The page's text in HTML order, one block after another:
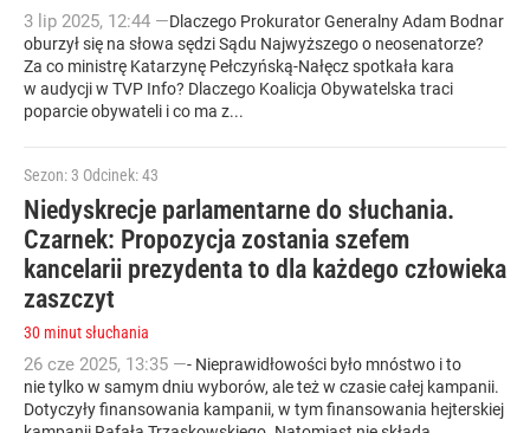
3 lip 2025, 12:44 —Dlaczego Prokurator Generalny Adam Bodnar
oburzył się na słowa sędzi Sądu Najwyższego o neosenatorze?
Za co ministrę Katarzynę Pełczyńską-Nałęcz spotkała kara
w audycji w TVP Info? Dlaczego Koalicja Obywatelska traci
poparcie obywateli i co ma z...
Sezon: 3 Odcinek: 43
Niedyskrecje parlamentarne do słuchania.
Czarnek: Propozycja zostania szefem
kancelarii prezydenta to dla każdego człowieka
zaszczyt
30 minut słuchania
26 cze 2025, 13:35 —- Nieprawidłowości było mnóstwo i to
nie tylko w samym dniu wyborów, ale też w czasie całej kampanii.
Dotyczyły finansowania kampanii, w tym finansowania hejterskiej